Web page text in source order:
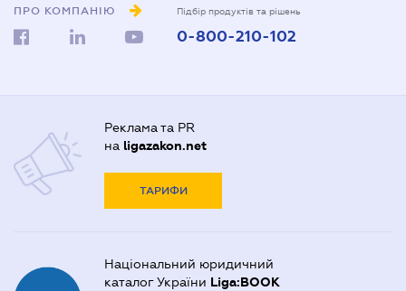
ПРО КОМПАНІЮ Підбір продуктів та рішень
0-800-210-102
Реклама та PR
на ligazakon.net
ТАРИФИ
Національний юридичний
каталог України Liga:BOOK